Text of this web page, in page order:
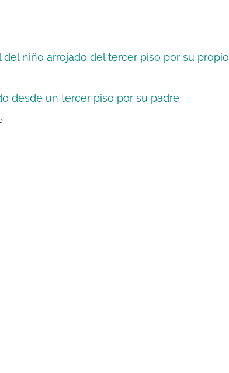
niño arrojado del tercer piso por su propio
desde un tercer piso por su padre